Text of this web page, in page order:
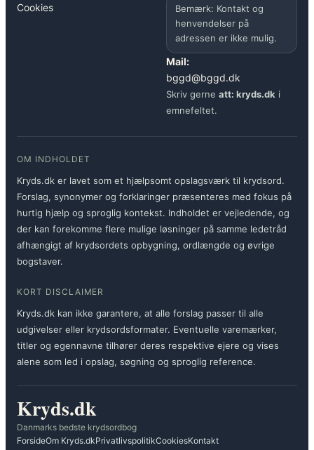
Cookies
Bemærk: Kontakt og
henvendelser på
adressen er ikke mulig.
Mail:
bggd@bggd.dk
Skriv gerne att: kryds.dk i
emnefeltet.
OM INDHOLDET
Kryds.dk er lavet som et hjælpsomt opslagsværk til krydsord.
Forslag, synonymer og forklaringer præsenteres med fokus på
hurtig hjælp og sproglig kontekst. Indholdet er vejledende, og
der kan forekomme flere mulige løsninger på samme ledetråd
afhængigt af krydsordets opbygning, ordlængde og øvrige
bogstaver.
KORT DISCLAIMER
Kryds.dk kan ikke garantere, at alle forslag passer til alle
udgivelser eller krydsordsformater. Eventuelle varemærker,
titler og egennavne tilhører deres respektive ejere og vises
alene som led i opslag, søgning og sproglig reference.
Kryds.dk
Danmarks bedste krydsordbog
ForsideOm Kryds.dkPrivatlivspolitikCookiesKontakt